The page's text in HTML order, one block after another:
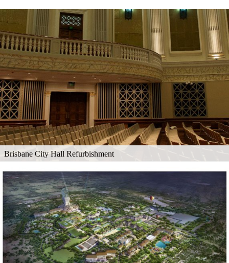
Brisbane City Hall Refurbishment